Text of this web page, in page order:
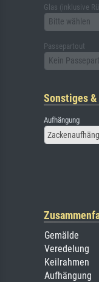
Glas (inklusive
Bitte wählen
Passepartout
Kein
Sonstiges &
Aufhängung
Gemälde
Veredelung
Keilrahmen
Aufhängung